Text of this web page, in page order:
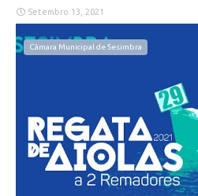
Setembro 13, 2021
Câmara Municipal de Sesimbra